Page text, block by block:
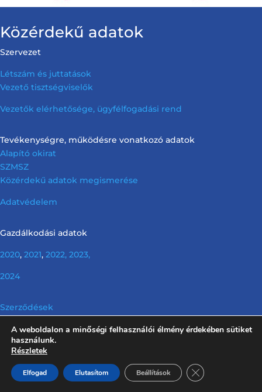
Közérdekű adatok
Szervezet
Létszám és juttatások
Vezető tisztségviselők
Vezetők elérhetősége, ügyfélfogadási rend
Tevékenységre, működésre vonatkozó adatok
Alapító okirat
SZMSZ
Közérdekű adatok megismerése
Adatvédelem
Gazdálkodási adatok
2020, 2021, 2022, 2023,
2024
Szerződések
Info tv. előírása szerinti nem releváns információk
A weboldalon a minőségi felhasználói élmény érdekében sütiket
használunk.
Részletek
Elfogad Elutasítom Beállítások Close GDPR